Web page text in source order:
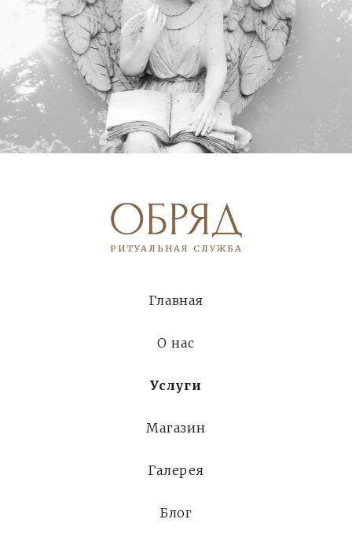
РИТУАЛЬНАЯ СЛУЖБА
Главная
О нас
Услуги
Магазин
Галерея
Блог